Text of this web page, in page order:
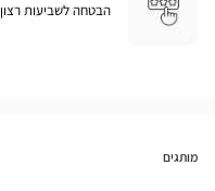
הבטחה לשביעות רצון
מותגים